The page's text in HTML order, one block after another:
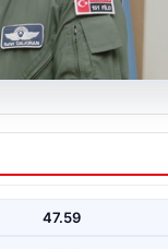
Kimdir?
Komutanı
yönetiminde önemli
47.59